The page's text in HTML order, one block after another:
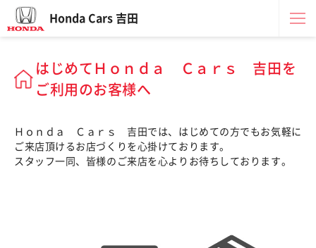
Honda Cars 吉田
はじめてＨｏｎｄａ Ｃａｒｓ 吉田を
ご利用のお客様へ
Ｈｏｎｄａ Ｃａｒｓ 吉田では、はじめての方でもお気軽に
ご来店頂けるお店づくりを心掛けております。
スタッフ一同、皆様のご来店を心よりお待ちしております。